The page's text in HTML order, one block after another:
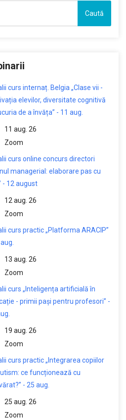
curs internaț. Belgia „Clase vii -
elevilor, diversitate cognitivă
de a învăța” - 11 aug.
11 aug. 26
Zoom
curs online concurs directori
managerial: elaborare pas cu
- 12 august
12 aug. 26
Zoom
curs practic „Platforma ARACIP”
13 aug. 26
Zoom
curs „Inteligența artificială în
- primii pași pentru profesori” -
19 aug. 26
Zoom
curs practic „Integrarea copiilor
ce funcționează cu
- 25 aug.
25 aug. 26
Zoom